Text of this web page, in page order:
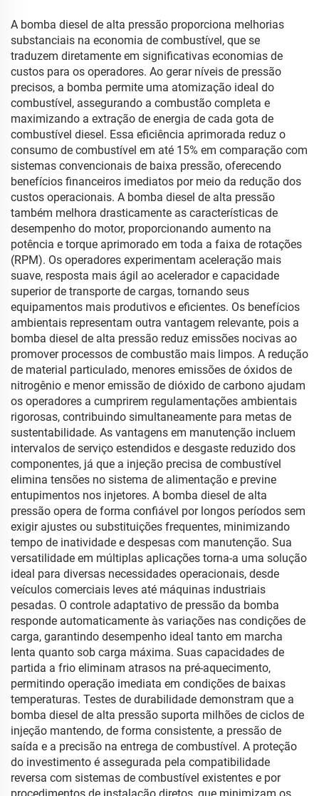
OEM
A bomba diesel de alta pressão proporciona melhorias
substanciais na economia de combustível, que se
traduzem diretamente em significativas economias de
custos para os operadores. Ao gerar níveis de pressão
precisos, a bomba permite uma atomização ideal do
combustível, assegurando a combustão completa e
maximizando a extração de energia de cada gota de
combustível diesel. Essa eficiência aprimorada reduz o
consumo de combustível em até 15% em comparação com
sistemas convencionais de baixa pressão, oferecendo
benefícios financeiros imediatos por meio da redução dos
custos operacionais. A bomba diesel de alta pressão
também melhora drasticamente as características de
desempenho do motor, proporcionando aumento na
potência e torque aprimorado em toda a faixa de rotações
(RPM). Os operadores experimentam aceleração mais
suave, resposta mais ágil ao acelerador e capacidade
superior de transporte de cargas, tornando seus
equipamentos mais produtivos e eficientes. Os benefícios
ambientais representam outra vantagem relevante, pois a
bomba diesel de alta pressão reduz emissões nocivas ao
promover processos de combustão mais limpos. A redução
de material particulado, menores emissões de óxidos de
nitrogênio e menor emissão de dióxido de carbono ajudam
os operadores a cumprirem regulamentações ambientais
rigorosas, contribuindo simultaneamente para metas de
sustentabilidade. As vantagens em manutenção incluem
intervalos de serviço estendidos e desgaste reduzido dos
componentes, já que a injeção precisa de combustível
elimina tensões no sistema de alimentação e previne
entupimentos nos injetores. A bomba diesel de alta
pressão opera de forma confiável por longos períodos sem
exigir ajustes ou substituições frequentes, minimizando
tempo de inatividade e despesas com manutenção. Sua
versatilidade em múltiplas aplicações torna-a uma solução
ideal para diversas necessidades operacionais, desde
veículos comerciais leves até máquinas industriais
pesadas. O controle adaptativo de pressão da bomba
responde automaticamente às variações nas condições de
carga, garantindo desempenho ideal tanto em marcha
lenta quanto sob carga máxima. Suas capacidades de
partida a frio eliminam atrasos na pré-aquecimento,
permitindo operação imediata em condições de baixas
temperaturas. Testes de durabilidade demonstram que a
bomba diesel de alta pressão suporta milhões de ciclos de
injeção mantendo, de forma consistente, a pressão de
saída e a precisão na entrega de combustível. A proteção
do investimento é assegurada pela compatibilidade
reversa com sistemas de combustível existentes e por